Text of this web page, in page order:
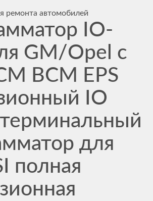
ремонта автомобилей
IO-
GM/Opel с
BCM EPS
IO
терминальный
для
полная